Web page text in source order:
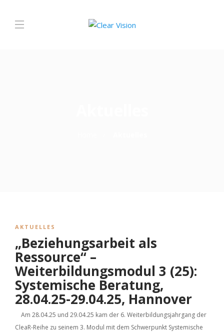
AKTUELLES
„Beziehungsarbeit als
Ressource“ –
Weiterbildungsmodul 3 (25):
Systemische Beratung,
28.04.25-29.04.25, Hannover
Am 28.04.25 und 29.04.25 kam der 6. Weiterbildungsjahrgang der
CleaR-Reihe zu seinem 3. Modul mit dem Schwerpunkt Systemische